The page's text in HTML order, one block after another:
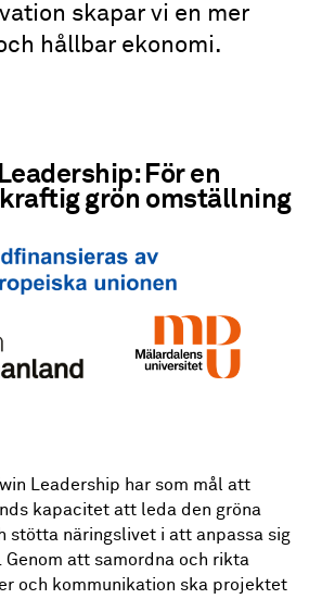
skapar vi en mer
hållbar ekonomi.
: För en
grön omställning
Leadership har som mål att
kapacitet att leda den gröna
stötta näringslivet i att anpassa sig
Genom att samordna och rikta
och kommunikation ska projektet